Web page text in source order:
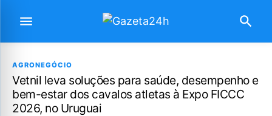
AGRONEGÓCIO
Vetnil leva soluções para saúde, desempenho e
bem-estar dos cavalos atletas à Expo FICCC
2026, no Uruguai